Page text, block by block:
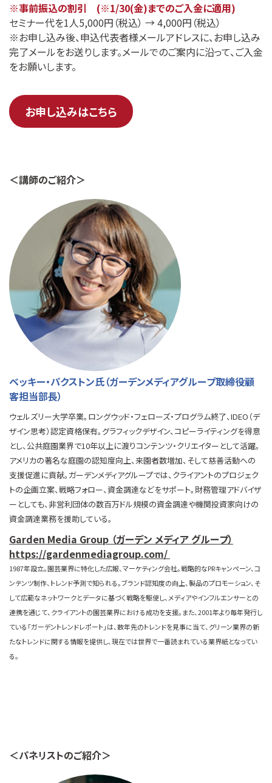
※事前振込の割引 (※1/30(金)までのご入金に適用)
セミナー代を1人5,000円（税込） → 4,000円（税込）
※お申し込み後、申込代表者様メールアドレスに、お申し込み
完了メールをお送りします。メールでのご案内に沿って、ご入金
をお願いします。
お申し込みはこちら
＜講師のご紹介＞
ベッキー・パクストン氏（ガーデンメディアグループ取締役顧
客担当部長）
ウェルズリー大学卒業。ロングウッド・フェローズ・プログラム終了、IDEO（デ
ザイン思考）認定資格保有。グラフィックデザイン、コピーライティングを得意
とし、公共庭園業界で10年以上に渡りコンテンツ・クリエイターとして活躍。
アメリカの著名な庭園の認知度向上、来園者数増加、そして慈善活動への
支援促進に貢献。ガーデンメディアグループでは、クライアントのプロジェク
トの企画立案、戦略フォロー、資金調達などをサポート。財務管理アドバイザ
ーとしても、非営利団体の数百万ドル規模の資金調達や機関投資家向けの
資金調達業務を援助している。
Garden Media Group （ガーデン メディア グループ）
https://gardenmediagroup.com/
1987年設立。園芸業界に特化した広報、マーケティング会社。戦略的なPRキャンペーン、コ
ンテンツ制作、トレンド予測で知られる。ブランド認知度の向上、製品のプロモーション、そ
して広範なネットワークとデータに基づく戦略を駆使し、メディアやインフルエンサーとの
連携を通じて、クライアントの園芸業界における成功を支援。また、2001年より毎年発行し
ている「ガーデントレンドレポート」は、数年先のトレンドを見事に当て、グリーン業界の新
たなトレンドに関する情報を提供し、現在では世界で一番読まれている業界紙となってい
る。
＜パネリストのご紹介＞